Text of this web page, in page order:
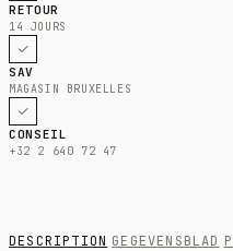
RETOUR
14 JOURS
SAV
MAGASIN BRUXELLES
CONSEIL
+32 2 640 72 47
DESCRIPTION GEGEVENSBLAD